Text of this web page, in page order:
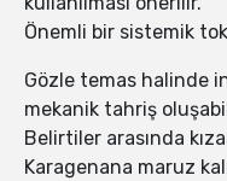
Önemli bir sistemik
Gözle temas halinde
mekanik tahriş
Belirtiler arasında
Karagenana maruz